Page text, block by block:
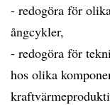
- redogöra för
ångcykler,
- redogöra för
hos olika